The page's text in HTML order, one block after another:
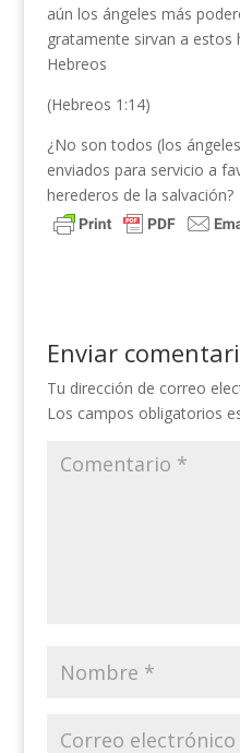
aún los ángeles más
gratamente sirvan a estos
Hebreos
(Hebreos 1:14)
¿No son todos (los
enviados para servicio a
herederos de la salvación?
Enviar
Tu dirección de correo
Los campos obligatorios